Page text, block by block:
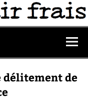
délitement de